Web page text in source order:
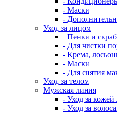
- Маски
-
Уход за лицом
- Пенки и
- Для чистки
- Крема,
- Маски
- Для снятия
Уход за телом
Мужская линия
- Уход за кожей
- Уход за